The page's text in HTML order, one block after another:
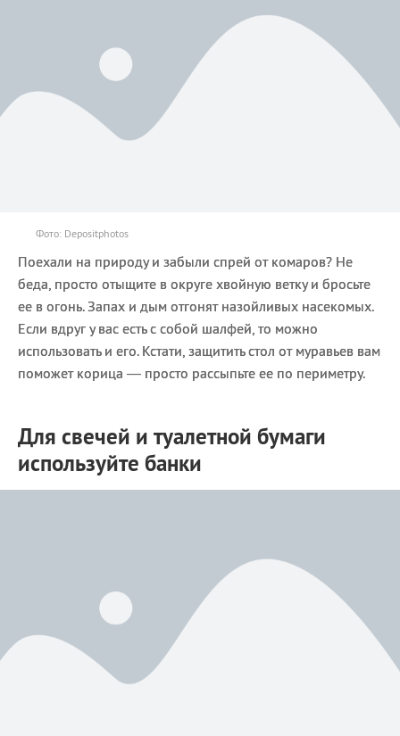
Фото: Depositphotos
Поехали на природу и забыли спрей от комаров? Не
беда, просто отыщите в округе хвойную ветку и бросьте
ее в огонь. Запах и дым отгонят назойливых насекомых.
Если вдруг у вас есть с собой шалфей, то можно
использовать и его. Кстати, защитить стол от муравьев вам
поможет корица — просто рассыпьте ее по периметру.
Для свечей и туалетной бумаги
используйте банки